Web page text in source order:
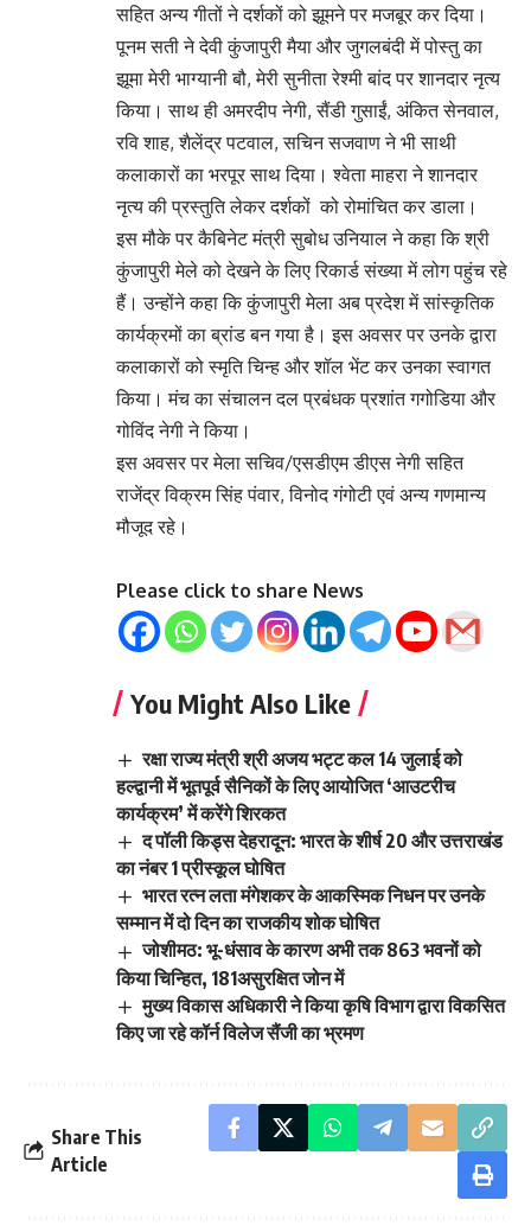
सहित अन्य गीतों ने दर्शकों को झूमने पर मजबूर कर दिया।
पूनम सती ने देवी कुंजापुरी मैया और जुगलबंदी में पोस्तु का
झूमा मेरी भाग्यानी बौ, मेरी सुनीता रेश्मी बांद पर शानदार नृत्य
किया। साथ ही अमरदीप नेगी, सैंडी गुसाईं, अंकित सेनवाल,
रवि शाह, शैलेंद्र पटवाल, सचिन सजवाण ने भी साथी
कलाकारों का भरपूर साथ दिया। श्वेता माहरा ने शानदार
नृत्य की प्रस्तुति लेकर दर्शकों को रोमांचित कर डाला।
इस मौके पर कैबिनेट मंत्री सुबोध उनियाल ने कहा कि श्री
कुंजापुरी मेले को देखने के लिए रिकार्ड संख्या में लोग पहुंच रहे
हैं। उन्होंने कहा कि कुंजापुरी मेला अब प्रदेश में सांस्कृतिक
कार्यक्रमों का ब्रांड बन गया है। इस अवसर पर उनके द्वारा
कलाकारों को स्मृति चिन्ह और शॉल भेंट कर उनका स्वागत
किया। मंच का संचालन दल प्रबंधक प्रशांत गगोडिया और
गोविंद नेगी ने किया।
इस अवसर पर मेला सचिव/एसडीएम डीएस नेगी सहित
राजेंद्र विक्रम सिंह पंवार, विनोद गंगोटी एवं अन्य गणमान्य
मौजूद रहे।
Please click to share News
You Might Also Like
रक्षा राज्य मंत्री श्री अजय भट्ट कल 14 जुलाई को
हल्द्वानी में भूतपूर्व सैनिकों के लिए आयोजित ‘आउटरीच
कार्यक्रम’ में करेंगे शिरकत
द पॉली किड्स देहरादून: भारत के शीर्ष 20 और उत्तराखंड
का नंबर 1 प्रीस्कूल घोषित
भारत रत्न लता मंगेशकर के आकस्मिक निधन पर उनके
सम्मान में दो दिन का राजकीय शोक घोषित
जोशीमठ: भू-धंसाव के कारण अभी तक 863 भवनों को
किया चिन्हित, 181असुरक्षित जोन में
मुख्य विकास अधिकारी ने किया कृषि विभाग द्वारा विकसित
किए जा रहे कॉर्न विलेज सैंजी का भ्रमण
Share This
Article